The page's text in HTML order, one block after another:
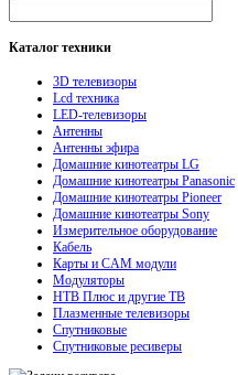
Каталогтехники
3D телевизоры
Lcd техника
LED-телевизоры
Антенны
Антенны эфира
Домашние кинотеатры LG
Домашние кинотеатры Panasonic
Домашние кинотеатры Pioneer
Домашние кинотеатры Sony
Измерительное оборудование
Кабель
Карты и CAM модули
Модуляторы
НТВ Плюс и другие ТВ
Плазменные телевизоры
Спутниковые
Спутниковые ресиверы